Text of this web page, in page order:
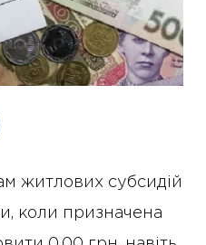
житлових субсидій
коли призначена